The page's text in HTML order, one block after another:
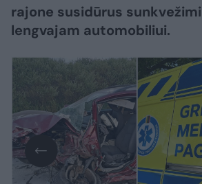
rajone susidūrus
lengvajam automobiliui.